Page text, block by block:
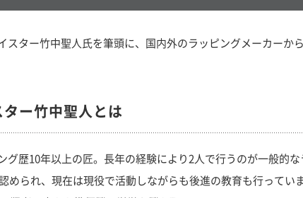
スター竹中聖人氏を筆頭に、国内外のラッピングメーカー
ー竹中聖人とは
グ歴10年以上の匠。長年の経験により2人で行うのが一般的
められ、現在は現役で活動しながらも後進の教育も行って